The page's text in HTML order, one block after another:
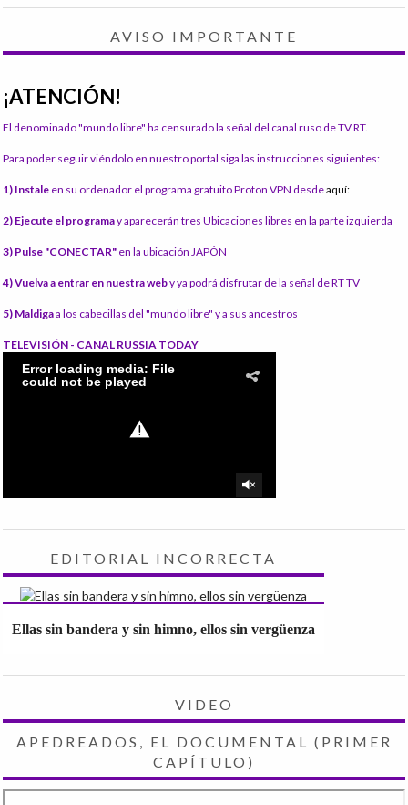
AVISO IMPORTANTE
¡ATENCIÓN!
El denominado "mundo libre" ha censurado la señal del canal ruso de TV RT.
Para poder seguir viéndolo en nuestro portal siga las instrucciones siguientes:
1) Instale en su ordenador el programa gratuito Proton VPN desdeaquí:
2) Ejecute el programay aparecerán tres Ubicaciones libres en la parte izquierda
3) Pulse "CONECTAR" en la ubicación JAPÓN
4) Vuelva a entrar en nuestra weby ya podrá disfrutar de la señal de RT TV
5) Maldigaa los cabecillas del "mundo libre" y a sus ancestros
TELEVISIÓN - CANAL RUSSIA TODAY
EDITORIAL INCORRECTA
Ellas sin bandera y sin himno, ellos sin vergüenza
VIDEO
APEDREADOS, EL DOCUMENTAL (PRIMER
CAPÍTULO)